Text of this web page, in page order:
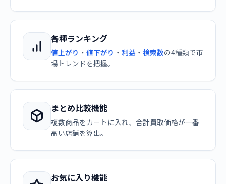
各種ランキング
値上がり ・ 値下がり ・ 利益 ・ 検索数の4種類で市
場トレンドを把握。
まとめ比較機能
複数商品をカートに入れ、合計買取価格が一番
高い店舗を算出。
お気に入り機能